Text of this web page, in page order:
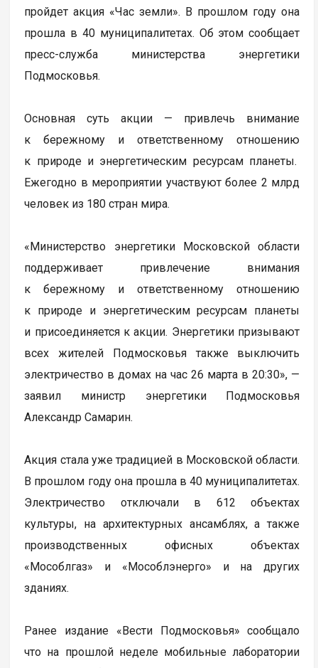
пройдет акция «Час земли». В прошлом году она
прошла в 40 муниципалитетах. Об этом сообщает
пресс-служба министерства энергетики
Подмосковья.
Основная суть акции — привлечь внимание
к бережному и ответственному отношению
к природе и энергетическим ресурсам планеты.
Ежегодно в мероприятии участвуют более 2 млрд
человек из 180 стран мира.
«Министерство энергетики Московской области
поддерживает привлечение внимания
к бережному и ответственному отношению
к природе и энергетическим ресурсам планеты
и присоединяется к акции. Энергетики призывают
всех жителей Подмосковья также выключить
электричество в домах на час 26 марта в 20:30», —
заявил министр энергетики Подмосковья
Александр Самарин.
Акция стала уже традицией в Московской области.
В прошлом году она прошла в 40 муниципалитетах.
Электричество отключали в 612 объектах
культуры, на архитектурных ансамблях, а также
производственных офисных объектах
«Мособлгаз» и «Мособлэнерго» и на других
зданиях.
Ранее издание «Вести Подмосковья» сообщало
что на прошлой неделе мобильные лаборатории